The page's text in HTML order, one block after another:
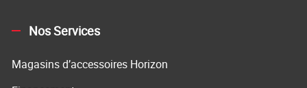
Nos Services
Magasins d’accessoires Horizon